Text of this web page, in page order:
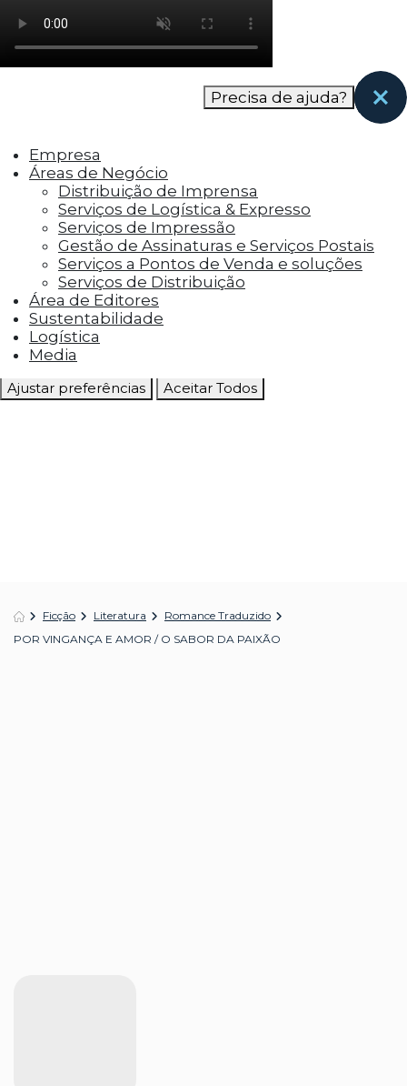
como os visitantes interagem com o site. Esses
cookies ajudam a fornecer informações sobre
as métricas do número de visitantes, taxa de
rejeição, origem do tráfego, etc.
funcionalidades, como compartilhar o
conteúdo do site em plataformas de social
media, coletar feedbacks e outros recursos de
terceiros.
Cookies Marketing
Os cookies de marketing são usados para
entregar aos visitantes anúncios
personalizados com base nas páginas que eles
visitaram antes e analisar a eficácia da
campanha publicitária.
Ajustar preferências Aceitar Todos
Precisa de ajuda?
Empresa
Áreas de Negócio
Distribuição de Imprensa
Serviços de Logística & Expresso
Serviços de Impressão
Gestão de Assinaturas e Serviços Postais
Serviços a Pontos de Venda e soluções
Serviços de Distribuição
Área de Editores
Sustentabilidade
Logística
Media
Ficção Literatura
Romance Traduzido
POR VINGANÇA E AMOR / O SABOR DA PAIXÃO